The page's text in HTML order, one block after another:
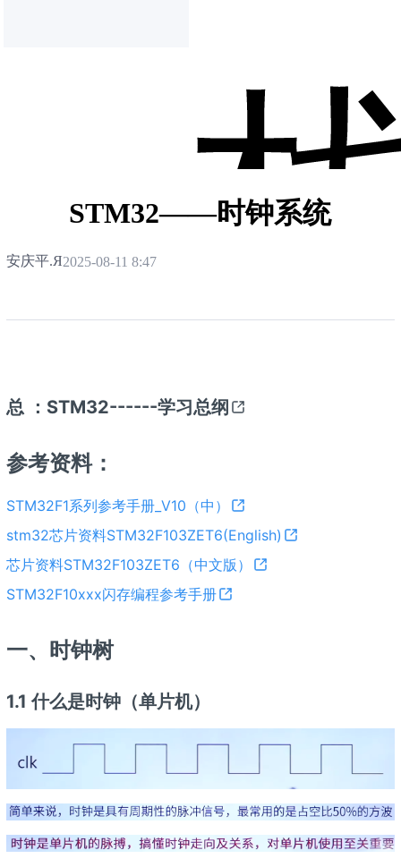
STM32——时钟系统
安庆平.Я2025-08-11 8:47
总 ： STM32------学习总纲
参考资料：
STM32F1系列参考手册_V10（中）
stm32芯片资料STM32F103ZET6(English)
芯片资料STM32F103ZET6（中文版）
STM32F10xxx闪存编程参考手册
一、时钟树
1.1 什么是时钟（单片机）